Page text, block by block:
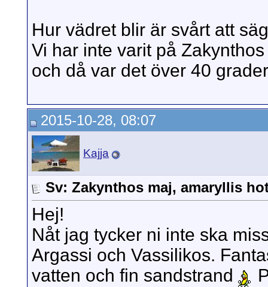
Hur vädret blir är svårt att
Vi har inte varit på
och då var det över 40
2015-10-28, 08:07
Kajja
Sv: Zakynthos maj, amaryllis
Hej!
Nåt jag tycker ni inte ska
Argassi och Vassilikos.
vatten och fin sandstrand